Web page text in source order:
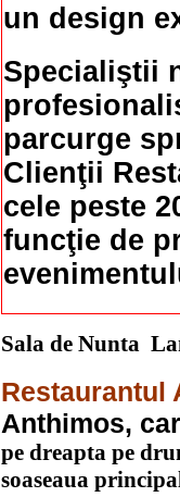
un design
Specialiştii
parcurge
Clienţii
cele peste
funcţie de
Sala de Nunta
Restaurantul
Anthimos,
pe dreapta pe
soaseaua